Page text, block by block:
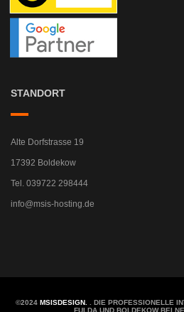
STANDORT
Alte Dorfstrasse 19
17392 Boldekow
Tel. 039722 298444
info@msis-hosting.de
©2024 MSISDESIGN.
. DIE PROFESSIONELLE
FULDA UND BOLDEKOW BEI